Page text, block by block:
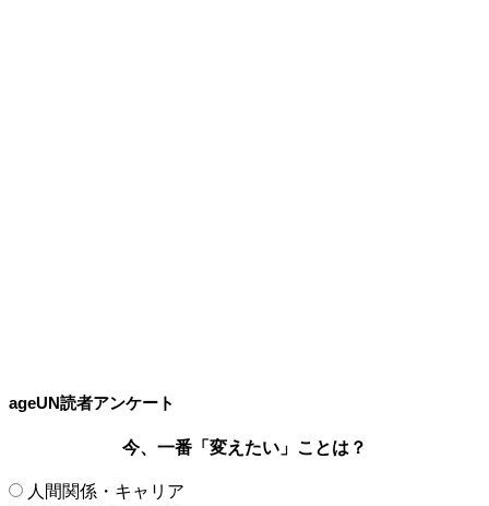
ageUN読者アンケート
今、一番「変えたい」ことは？
人間関係・キャリア